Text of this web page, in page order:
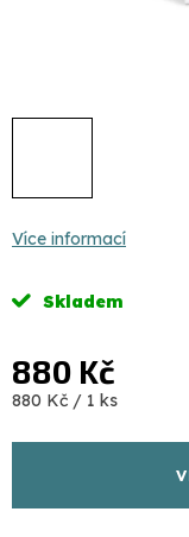
Více informací
Skladem
880 Kč
Měrná
880 Kč / 1 ks